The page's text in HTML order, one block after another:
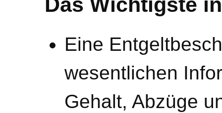
Eine
wesentlichen
Gehalt, Abzüge